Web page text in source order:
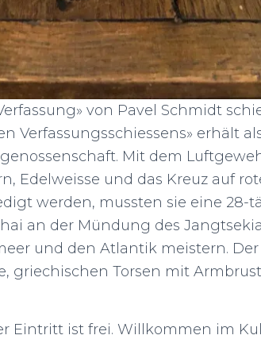
von Pavel Schmidt
Verfassungsschiessens» erhält
Mit dem
Edelweisse und das Kreuz auf
werden, mussten sie eine 28-
an der Mündung des
und den Atlantik meistern.
griechischen Torsen mit
Eintritt ist frei. Willkommen im